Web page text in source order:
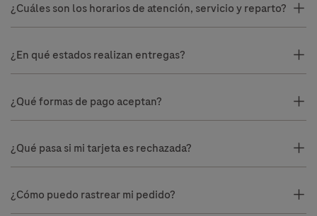
¿Cuáles son los horarios de atención, servicio y reparto?
¿En qué estados realizan entregas?
¿Qué formas de pago aceptan?
¿Qué pasa si mi tarjeta es rechazada?
¿Cómo puedo rastrear mi pedido?